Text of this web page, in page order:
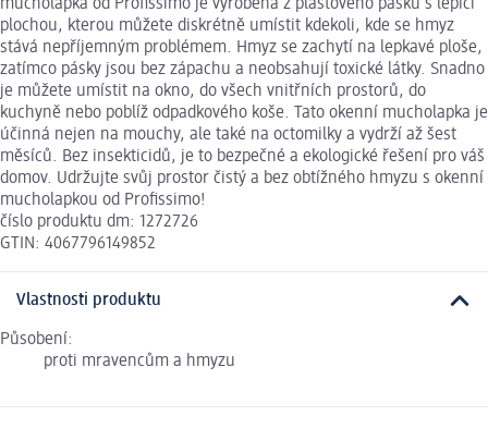
mucholapka od Profissimo je vyrobena z plastového pásku s lepicí
plochou, kterou můžete diskrétně umístit kdekoli, kde se hmyz
stává nepříjemným problémem. Hmyz se zachytí na lepkavé ploše,
zatímco pásky jsou bez zápachu a neobsahují toxické látky. Snadno
je můžete umístit na okno, do všech vnitřních prostorů, do
kuchyně nebo poblíž odpadkového koše. Tato okenní mucholapka je
účinná nejen na mouchy, ale také na octomilky a vydrží až šest
měsíců. Bez insekticidů, je to bezpečné a ekologické řešení pro váš
domov. Udržujte svůj prostor čistý a bez obtížného hmyzu s okenní
mucholapkou od Profissimo!
číslo produktu dm: 1272726
GTIN: 4067796149852
Vlastnosti produktu
Působení:
proti mravencům a hmyzu